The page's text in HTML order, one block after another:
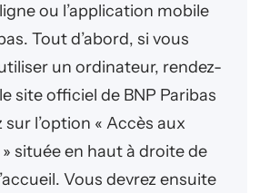
ou l’application mobile
Tout d’abord, si vous
un ordinateur, rendez-
site officiel de BNP Paribas
sur l’option « Accès aux
située en haut à droite de
Vous devrez ensuite